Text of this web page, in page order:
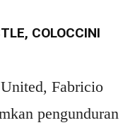
COLOCCINI
Fabricio
pengunduran